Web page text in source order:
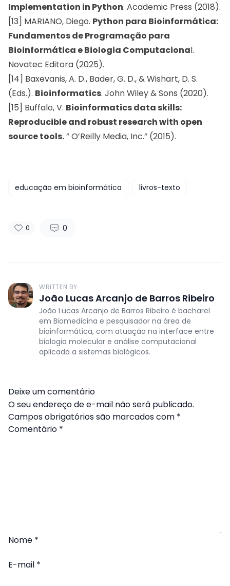
Implementation in Python. Academic Press (2018).
[13] MARIANO, Diego. Python para Bioinformática:
Fundamentos de Programação para
Bioinformática e Biologia Computacional.
Novatec Editora (2025).
[14] Baxevanis, A. D., Bader, G. D., & Wishart, D. S.
(Eds.). Bioinformatics. John Wiley & Sons (2020).
[15] Buffalo, V. Bioinformatics data skills:
Reproducible and robust research with open
source tools.” O’Reilly Media, Inc.” (2015).
educação em bioinformática livros-texto
0 0
WRITTEN BY
João Lucas Arcanjo de Barros Ribeiro
João Lucas Arcanjo de Barros Ribeiro é bacharel
em Biomedicina e pesquisador na área de
bioinformática, com atuação na interface entre
biologia molecular e análise computacional
aplicada a sistemas biológicos.
Deixe um comentário
O seu endereço de e-mail não será publicado.
Campos obrigatórios são marcados com *
Comentário *
Nome *
E-mail *